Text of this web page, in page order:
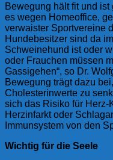
Bewegung hält fit und
es wegen Homeoffice,
verwaister Sportvereine
Hundebesitzer sind da
Schweinehund ist oder
oder Frauchen müssen
Gassigehen“, so Dr.
Bewegung trägt dazu
Cholesterinwerte zu
sich das Risiko für
Herzinfarkt oder
Immunsystem von den
Wichtig für die Seele